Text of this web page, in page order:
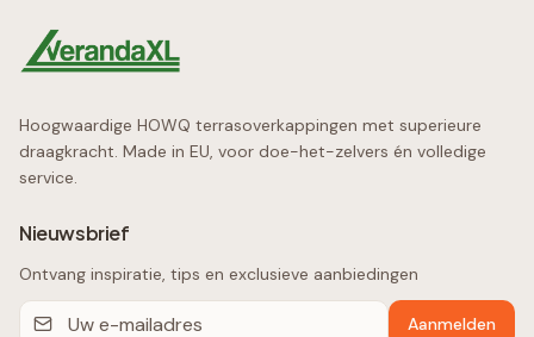
Hoogwaardige HOWQ terrasoverkappingen met superieure
draagkracht. Made in EU, voor doe-het-zelvers én volledige
service.
Nieuwsbrief
Ontvang inspiratie, tips en exclusieve aanbiedingen
Aanmelden